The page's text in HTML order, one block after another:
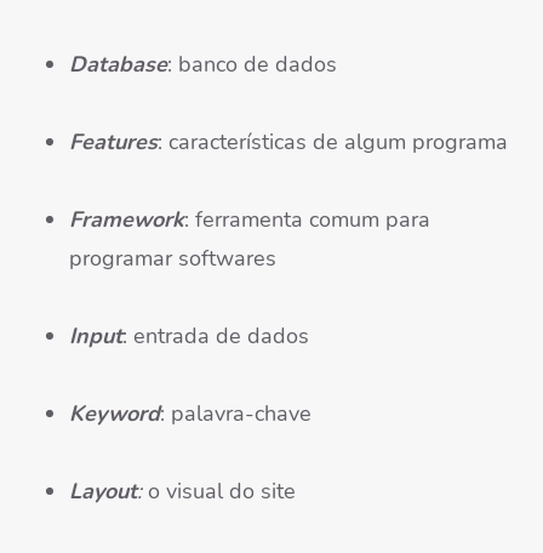
Database: banco de dados
Features: características de algum programa
Framework: ferramenta comum para
programar softwares
Input: entrada de dados
Keyword: palavra-chave
Layout:o visual do site